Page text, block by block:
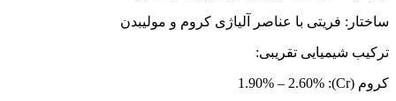
ساختار: فریتی با عناصر آلیاژی کروم و مولیبدن
ترکیب شیمیایی تقریبی:
کروم (Cr): 1.90% – 2.60%